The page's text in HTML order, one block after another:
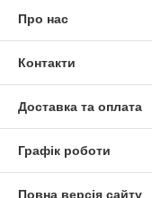
Про нас
Контакти
Доставка та оплата
Графік роботи
Повна версія сайту